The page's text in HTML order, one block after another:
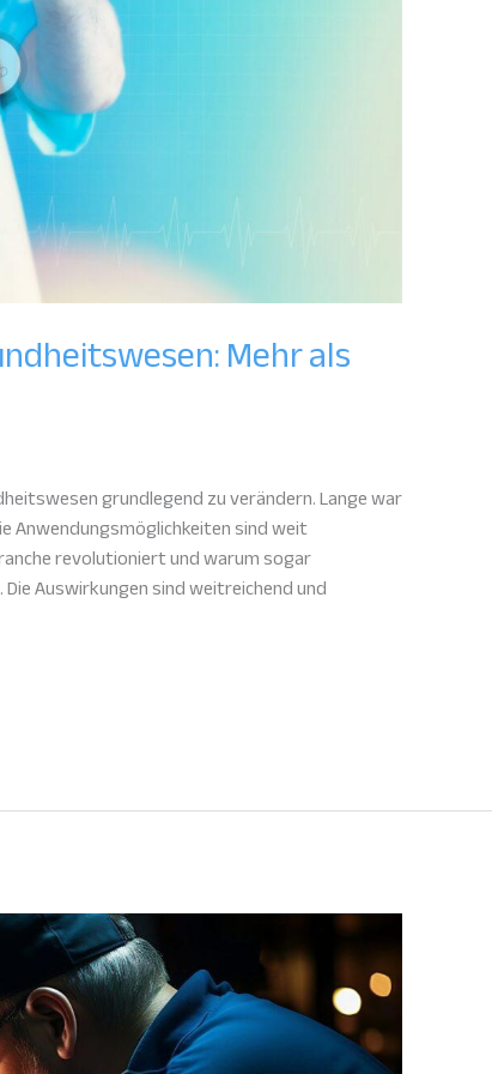
Mehr als
grundlegend zu verändern. Lange war
Anwendungsmöglichkeiten sind weit
revolutioniert und warum sogar
Auswirkungen sind weitreichend und